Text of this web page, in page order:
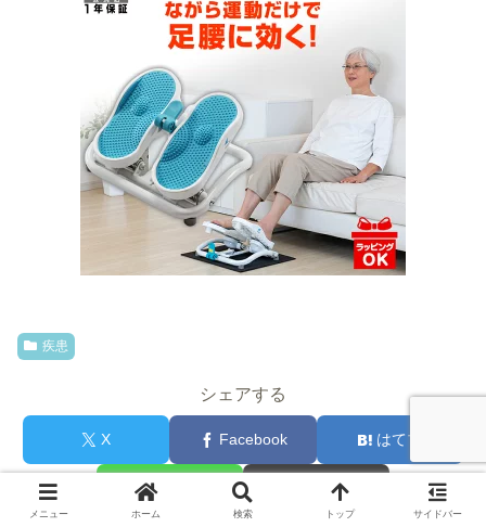
疾患
シェアする
X Facebook はてブ
コピー
メニュー ホーム 検索 トップ サイドバー